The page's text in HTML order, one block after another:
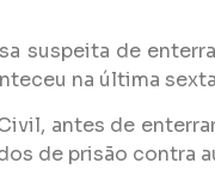
suspeita de
na última
antes de
de prisão